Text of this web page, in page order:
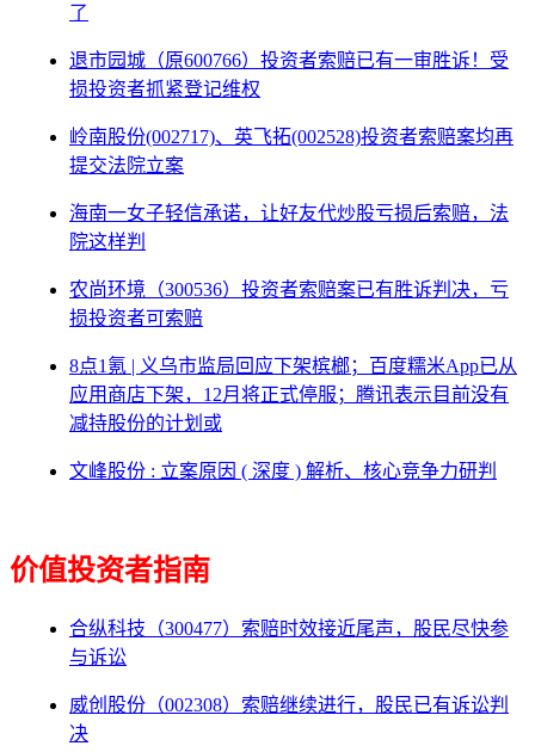
了
退市园城（原600766）投资者索赔已有一审胜诉！受
损投资者抓紧登记维权
岭南股份(002717)、英飞拓(002528)投资者索赔案均再
提交法院立案
海南一女子轻信承诺，让好友代炒股亏损后索赔，法
院这样判
农尚环境（300536）投资者索赔案已有胜诉判决，亏
损投资者可索赔
8点1氪 | 义乌市监局回应下架槟榔；百度糯米App已从
应用商店下架，12月将正式停服；腾讯表示目前没有
减持股份的计划或
文峰股份 : 立案原因 ( 深度 ) 解析、核心竞争力研判
价值投资者指南
合纵科技（300477）索赔时效接近尾声，股民尽快参
与诉讼
威创股份（002308）索赔继续进行，股民已有诉讼判
决